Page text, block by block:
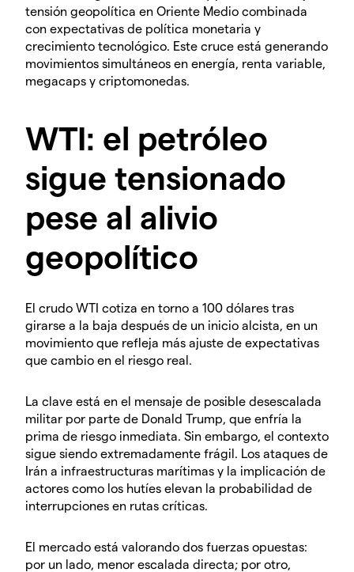
tensión geopolítica en Oriente Medio combinada
con expectativas de política monetaria y
crecimiento tecnológico. Este cruce está generando
movimientos simultáneos en energía, renta variable,
megacaps y criptomonedas.
WTI: el petróleo
sigue tensionado
pese al alivio
geopolítico
El crudo WTI cotiza en torno a 100 dólares tras
girarse a la baja después de un inicio alcista, en un
movimiento que refleja más ajuste de expectativas
que cambio en el riesgo real.
La clave está en el mensaje de posible desescalada
militar por parte de Donald Trump, que enfría la
prima de riesgo inmediata. Sin embargo, el contexto
sigue siendo extremadamente frágil. Los ataques de
Irán a infraestructuras marítimas y la implicación de
actores como los hutíes elevan la probabilidad de
interrupciones en rutas críticas.
El mercado está valorando dos fuerzas opuestas:
por un lado, menor escalada directa; por otro,